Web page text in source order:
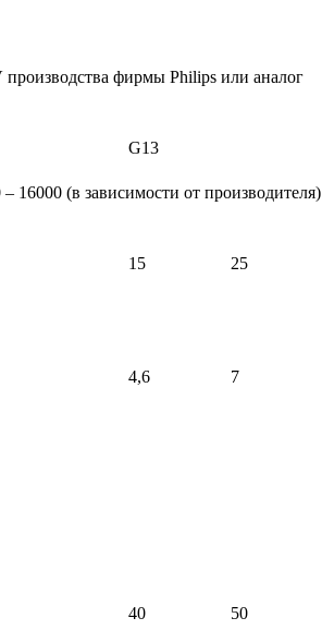
производства фирмы Philips или аналог
G13
– 16000 (в зависимости от производителя)
15 25
4,6 7
40 50